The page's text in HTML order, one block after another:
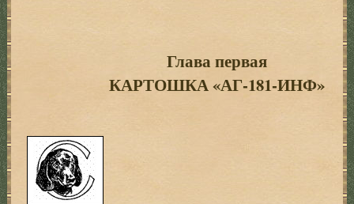
Глава первая
КАРТОШКА «АГ-181-ИНФ»